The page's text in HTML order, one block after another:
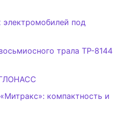
под
трала ТР-8144
компактность и